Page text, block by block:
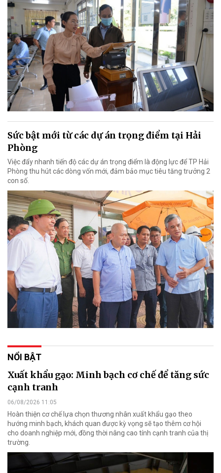
Sức bật mới từ các dự án trọng điểm tại Hải
Phòng
Việc đẩy nhanh tiến độ các dự án trọng điểm là động lực để TP Hải
Phòng thu hút các dòng vốn mới, đảm bảo mục tiêu tăng trưởng 2
con số.
NỔI BẬT
Xuất khẩu gạo: Minh bạch cơ chế để tăng sức
cạnh tranh
06/08/2026 11:05
Hoàn thiện cơ chế lựa chọn thương nhân xuất khẩu gạo theo
hướng minh bạch, khách quan được kỳ vọng sẽ tạo thêm cơ hội
cho doanh nghiệp mới, đồng thời nâng cao tính cạnh tranh của thị
trường.